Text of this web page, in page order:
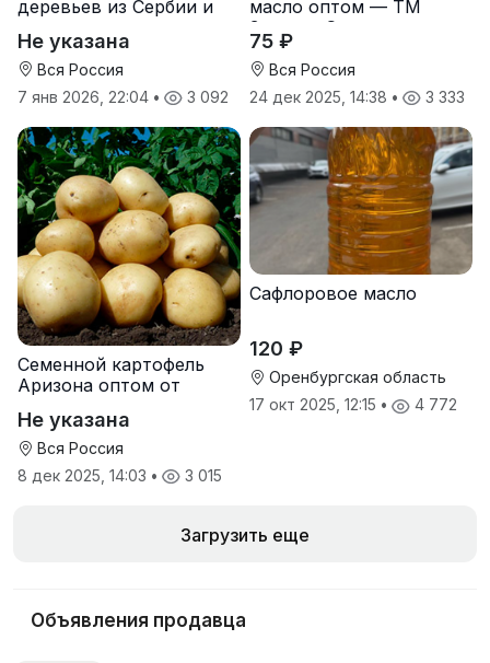
деревьев из Сербии и
Не указана
Вся Россия
7 янв 2026, 22:04 • 3 092
масло оптом — ТМ
Золотая Семечка
75 ₽
Вся Россия
24 дек 2025, 14:38 • 3 333
Семенной картофель
Аризона оптом от
Не указана
Вся Россия
8 дек 2025, 14:03 • 3 015
Сафлоровое масло
120 ₽
Оренбургская область
17 окт 2025, 12:15 • 4 772
Загрузить еще
Объявления продавца